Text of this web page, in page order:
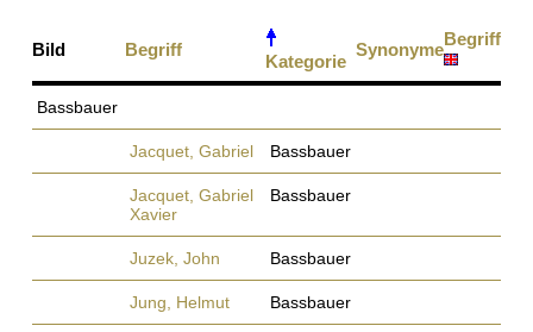
Bild Begriff
Kategorie
Synonyme
Begriff
Bassbauer
Jacquet, Gabriel Bassbauer
Jacquet, Gabriel
Xavier
Bassbauer
Juzek, John Bassbauer
Jung, Helmut Bassbauer